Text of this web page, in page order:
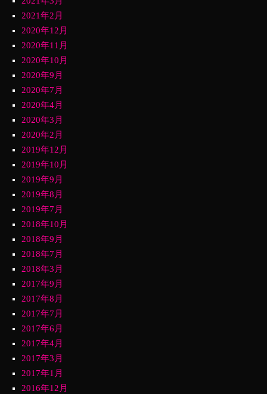
2021年2月
2020年12月
2020年11月
2020年10月
2020年9月
2020年7月
2020年4月
2020年3月
2020年2月
2019年12月
2019年10月
2019年9月
2019年8月
2019年7月
2018年10月
2018年9月
2018年7月
2018年3月
2017年9月
2017年8月
2017年7月
2017年6月
2017年4月
2017年3月
2017年1月
2016年12月